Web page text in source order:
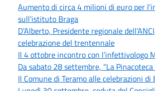
Aumento di circa 4 milioni di euro per
sull’istituto Braga
D’Alberto, Presidente regionale
celebrazione del trentennale
Il 4 ottobre incontro con l’infettivologo
Da sabato 28 settembre, “La Pinacoteca
Il Comune di Teramo alle celebrazioni di